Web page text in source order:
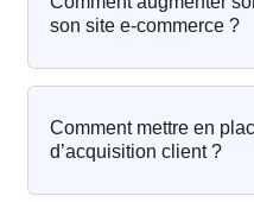
son site e-commerce ?
Comment mettre en
d’acquisition client ?